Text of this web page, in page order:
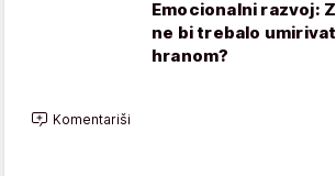
Emocionalni razvoj:
ne bi trebalo
hranom?
Komentariši